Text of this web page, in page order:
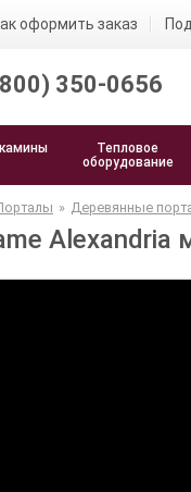
оформить заказ
350-0656
Тепловое
оборудование
» Деревянные